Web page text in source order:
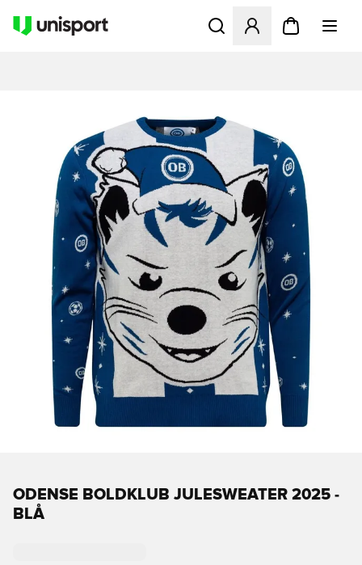
Åbner en Modal til at
ODENSE BOLDKLUB JULESWEATER 2025 -
BLÅ